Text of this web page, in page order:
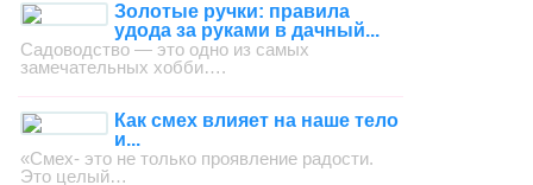
Золотые ручки: правила
удода за руками в дачный...
Садоводство — это одно из самых
замечательных хобби….
Как смех влияет на наше тело
и...
«Смех- это не только проявление радости.
Это целый…